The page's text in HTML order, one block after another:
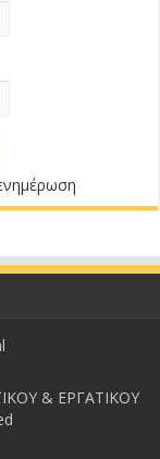
& ΕΡΓΑΤΙΚΟΥ